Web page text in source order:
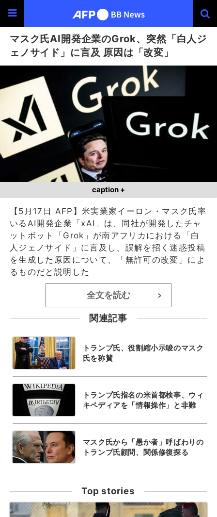
マスク氏AI開発企業のGrok、突然「白人ジ
ェノサイド」に言及 原因は「改変」
caption +
【5月17日 AFP】米実業家イーロン・マスク氏率
いるAI開発企業「xAI」は、同社が開発したチャ
ットボット「Grok」が南アフリカにおける「白
人ジェノサイド」に言及し、誤解を招く迷惑投稿
を生成した原因について、「無許可の改変」によ
るものだと説明した
全文を読む >
関連記事
トランプ氏、役割縮小示唆のマスク
氏を称賛
トランプ氏指名の米首都検事、ウィ
キペディアを「情報操作」と非難
マスク氏から「愚か者」呼ばわりの
トランプ氏顧問、関係修復探る
Top stories